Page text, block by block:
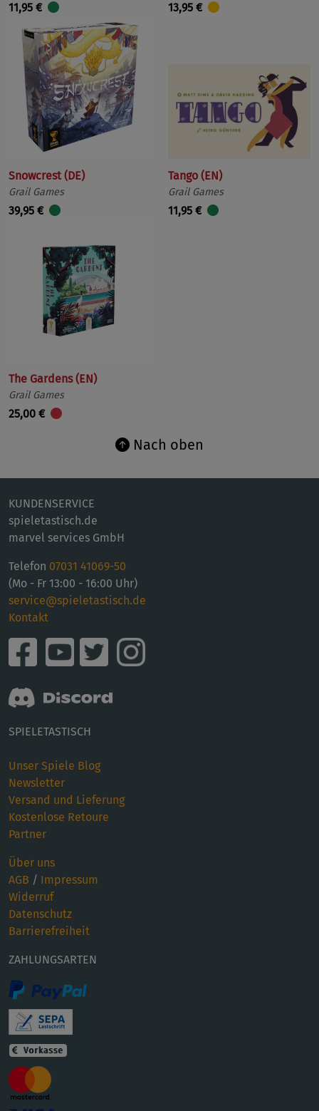
11,95 € 13,95 €
Snowcrest (DE)
Grail Games
39,95 €
Tango (EN)
Grail Games
11,95 €
The Gardens (EN)
Grail Games
25,00 €
Nach oben
KUNDENSERVICE
spieletastisch.de
marvel services GmbH
Telefon 07031 41069-50
(Mo - Fr 13:00 - 16:00 Uhr)
service@spieletastisch.de
Kontakt
SPIELETASTISCH
Unser Spiele Blog
Newsletter
Versand und Lieferung
Kostenlose Retoure
Partner
Über uns
AGB / Impressum
Widerruf
Datenschutz
Barrierefreiheit
ZAHLUNGSARTEN